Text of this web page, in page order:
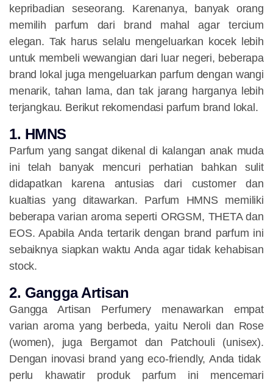
kepribadian seseorang. Karenanya, banyak orang
memilih parfum dari brand mahal agar tercium
elegan. Tak harus selalu mengeluarkan kocek lebih
untuk membeli wewangian dari luar negeri, beberapa
brand lokal juga mengeluarkan parfum dengan wangi
menarik, tahan lama, dan tak jarang harganya lebih
terjangkau. Berikut rekomendasi parfum brand lokal.
1. HMNS
Parfum yang sangat dikenal di kalangan anak muda
ini telah banyak mencuri perhatian bahkan sulit
didapatkan karena antusias dari customer dan
kualtias yang ditawarkan. Parfum HMNS memiliki
beberapa varian aroma seperti ORGSM, THETA dan
EOS. Apabila Anda tertarik dengan brand parfum ini
sebaiknya siapkan waktu Anda agar tidak kehabisan
stock.
2. Gangga Artisan
Gangga Artisan Perfumery menawarkan empat
varian aroma yang berbeda, yaitu Neroli dan Rose
(women), juga Bergamot dan Patchouli (unisex).
Dengan inovasi brand yang eco-friendly, Anda tidak
perlu khawatir produk parfum ini mencemari